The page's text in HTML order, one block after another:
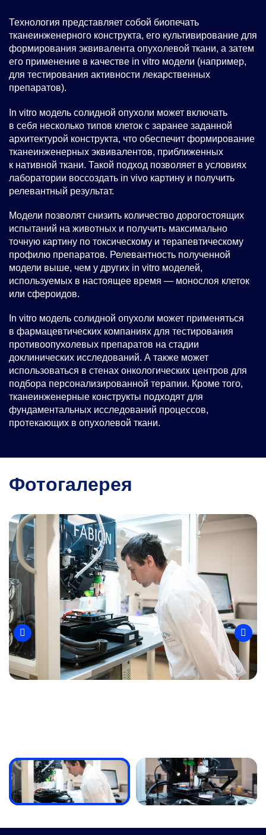
Технология представляет собой биопечать
тканеинженерного конструкта, его культивирование для
формирования эквивалента опухолевой ткани, а затем
его применение в качестве in vitro модели (например,
для тестирования активности лекарственных
препаратов).
In vitro модель солидной опухоли может включать
в себя несколько типов клеток с заранее заданной
архитектурой конструкта, что обеспечит формирование
тканеинженерных эквивалентов, приближенных
к нативной ткани. Такой подход позволяет в условиях
лаборатории воссоздать in vivo картину и получить
релевантный результат.
Модели позволят снизить количество дорогостоящих
испытаний на животных и получить максимально
точную картину по токсическому и терапевтическому
профилю препаратов. Релевантность полученной
модели выше, чем у других in vitro моделей,
используемых в настоящее время — монослоя клеток
или сфероидов.
In vitro модель солидной опухоли может применяться
в фармацевтических компаниях для тестирования
противоопухолевых препаратов на стадии
доклинических исследований. А также может
использоваться в стенах онкологических центров для
подбора персонализированной терапии. Кроме того,
тканеинженерные конструкты подходят для
фундаментальных исследований процессов,
протекающих в опухолевой ткани.
Фотогалерея